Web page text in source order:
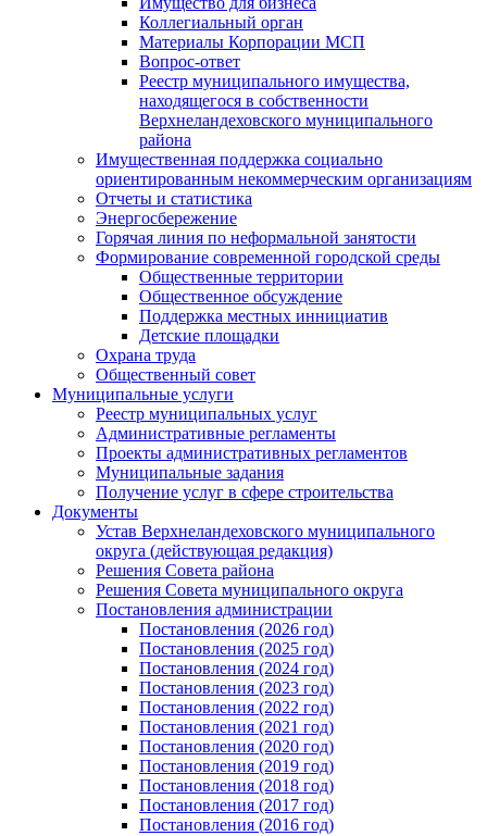
Коллегиальный орган
Материалы Корпорации МСП
Вопрос-ответ
Реестр муниципального имущества,
находящегося в собственности
Верхнеландеховского муниципального
района
Имущественная поддержка социально
ориентированным некоммерческим организациям
Отчеты и статистика
Энергосбережение
Горячая линия по неформальной занятости
Формирование современной городской среды
Общественные территории
Общественное обсуждение
Поддержка местных иннициатив
Детские площадки
Охрана труда
Общественный совет
Муниципальные услуги
Реестр муниципальных услуг
Административные регламенты
Проекты административных регламентов
Муниципальные задания
Получение услуг в сфере строительства
Документы
Устав Верхнеландеховского муниципального
округа (действующая редакция)
Решения Совета района
Решения Совета муниципального округа
Постановления администрации
Постановления (2026 год)
Постановления (2025 год)
Постановления (2024 год)
Постановления (2023 год)
Постановления (2022 год)
Постановления (2021 год)
Постановления (2020 год)
Постановления (2019 год)
Постановления (2018 год)
Постановления (2017 год)
Постановления (2016 год)